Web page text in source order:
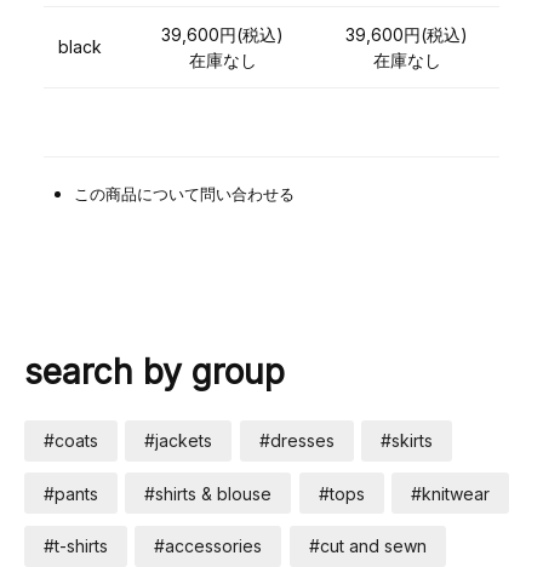
black
39,600円(税込)
在庫なし
39,600円(税込)
在庫なし
この商品について問い合わせる
search by group
#coats #jackets #dresses #skirts
#pants #shirts & blouse #tops #knitwear
#t-shirts #accessories #cut and sewn